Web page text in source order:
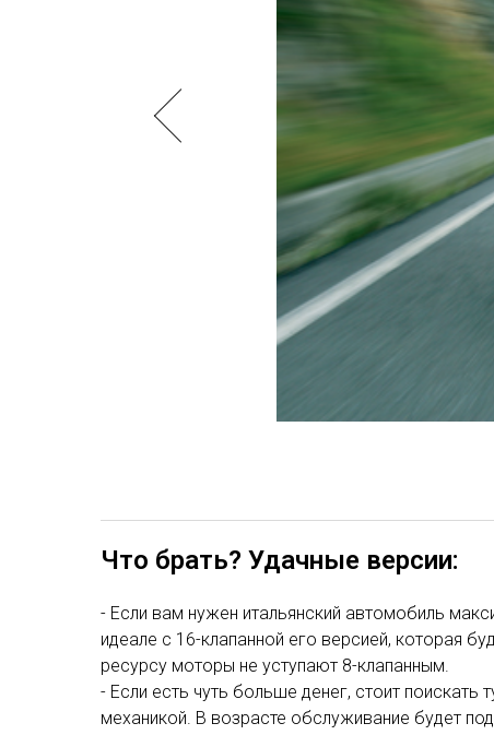
Что брать? Удачные версии:
- Если вам нужен итальянский автомобиль
идеале с 16-клапанной его версией, которая
ресурсу моторы не уступают 8-клапанным.
- Если есть чуть больше денег, стоит поискать
механикой. В возрасте обслуживание будет